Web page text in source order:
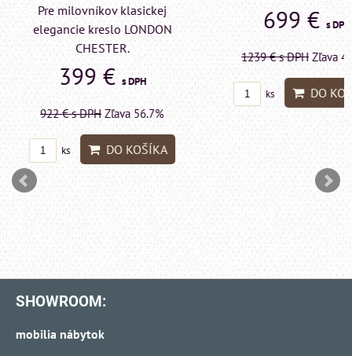
699 €s DPH
1239 €s DPH Zľava 43.6%
ks DO KOŠÍKA
Pre milovníkov
elegancie kreslo a
LONDON
599 €s
1415 €s DPH Zľava
ks DO
SHOWROOM:
mobilia nábytok